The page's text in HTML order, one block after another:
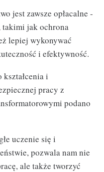
jest zawsze opłacalne -
jak ochrona
lepiej wykonywać
i efektywność.
i
pracy z
podano
uczenie się i
pozwala nam nie
ale także tworzyć